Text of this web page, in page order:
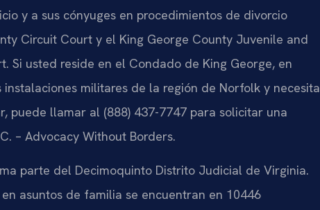
y a sus cónyuges en procedimientos de divorcio
Circuit Court y el King George County Juvenile and
Si usted reside en el Condado de King George, en
militares de la región de Norfolk y necesita
puede llamar al (888) 437-7747 para solicitar una
– Advocacy Without Borders.
parte del Decimoquinto Distrito Judicial de Virginia.
asuntos de familia se encuentran en 10446